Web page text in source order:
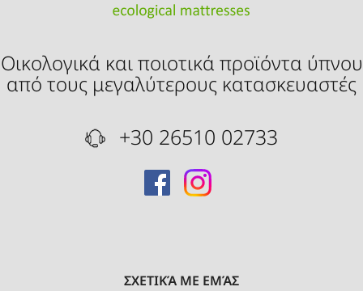
Οικολογικά και ποιοτικά προϊόντα ύπνου
από τους μεγαλύτερους κατασκευαστές
+30 26510 02733
ΣΧΕΤΙΚΆ ΜΕ ΕΜΆΣ